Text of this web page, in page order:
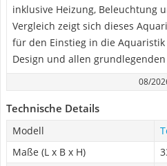
inklusive Heizung, Beleuchtung
Vergleich zeigt sich dieses
für den Einstieg in die
Design und allen
08/
Technische Details
Modell
Maße (L x B x H)